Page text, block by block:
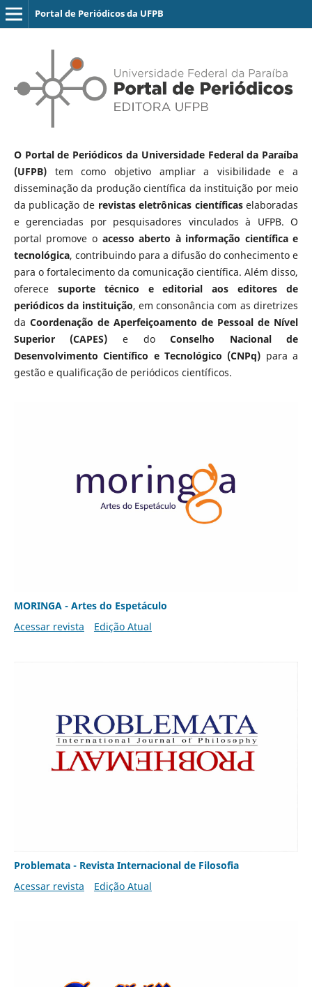
Portal de Periódicos da UFPB
O Portal de Periódicos da Universidade Federal da Paraíba
(UFPB)tem como objetivo ampliar a visibilidade e a
disseminação da produção científica da instituição por meio
da publicação de revistas eletrônicas científicaselaboradas
e gerenciadas por pesquisadores vinculados à UFPB. O
portal promove o acesso aberto à informação científica e
tecnológica, contribuindo para a difusão do conhecimento e
para o fortalecimento da comunicação científica. Além disso,
oferece suporte técnico e editorial aos editores de
periódicos da instituição, em consonância com as diretrizes
da Coordenação de Aperfeiçoamento de Pessoal de Nível
Superior (CAPES) e doConselho Nacional de
Desenvolvimento Científico e Tecnológico (CNPq) para a
gestão e qualificação de periódicos científicos.
MORINGA - Artes do Espetáculo
Acessar revista
Edição Atual
Problemata - Revista Internacional de Filosofia
Acessar revista
Edição Atual